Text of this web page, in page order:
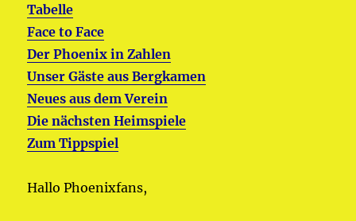
Tabelle
Face to Face
Der Phoenix in Zahlen
Unser Gäste aus Bergkamen
Neues aus dem Verein
Die nächsten Heimspiele
Zum Tippspiel
Hallo Phoenixfans,